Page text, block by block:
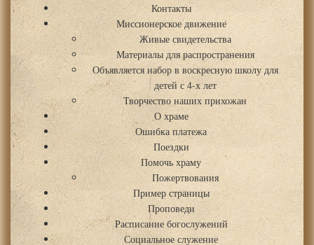
Контакты
Миссионерское движение
Живые свидетельства
Материалы для распространения
Объявляется набор в воскресную школу для
детей с 4-х лет
Творчество наших прихожан
О храме
Ошибка платежа
Поездки
Помочь храму
Пожертвования
Пример страницы
Проповеди
Расписание богослужений
Социальное служение